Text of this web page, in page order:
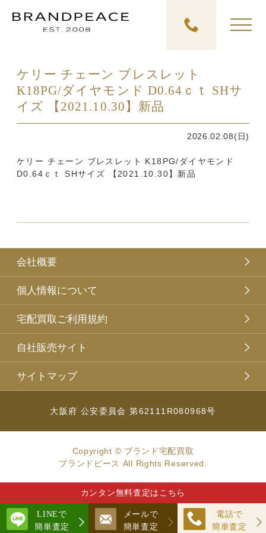
ケリー チェーン ブレスレット
K18PG/ダイヤモンド D0.64ｃｔ SHサ
イズ 【2021.10.30】新品
2026.02.08(日)
ケリー チェーン ブレスレット K18PG/ダイヤモンド
D0.64ｃｔ SHサイズ 【2021.10.30】新品
会社概要
個人情報について
宅配買取ご利用規約
自社販売サイト
サイトマップ
大阪府 公安委員会 第62111R080968号
Copyright © ブランド宅配買取
ブランドピース All Rights Reserved.
カンタン無料査定はこちら
LINEで
簡単査定
メールで
簡単査定
電話で
簡単査定